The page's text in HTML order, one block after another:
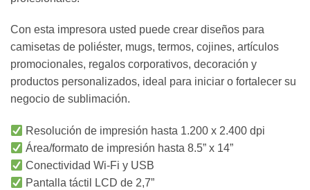
Con esta impresora usted puede crear diseños para
camisetas de poliéster, mugs, termos, cojines, artículos
promocionales, regalos corporativos, decoración y
productos personalizados, ideal para iniciar o fortalecer su
negocio de sublimación.
Resolución de impresión hasta 1.200 x 2.400 dpi
Área/formato de impresión hasta 8.5” x 14”
Conectividad Wi-Fi y USB
Pantalla táctil LCD de 2,7”